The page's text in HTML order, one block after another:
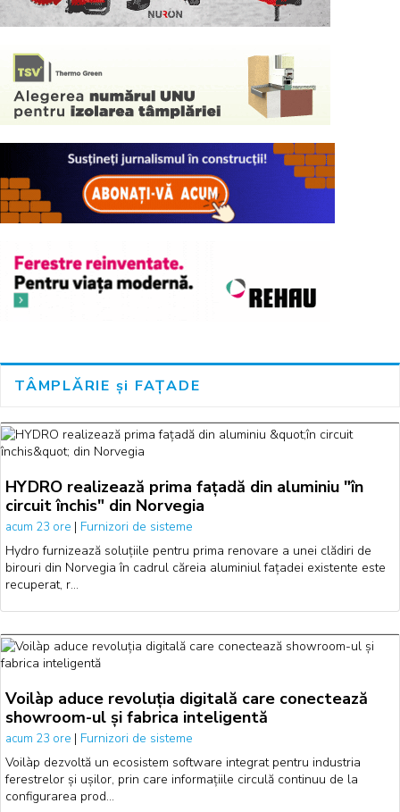
TÂMPLĂRIE și FAȚADE
HYDRO realizează prima fațadă din aluminiu "în
circuit închis" din Norvegia
acum 23 ore | Furnizori de sisteme
Hydro furnizează soluțiile pentru prima renovare a unei clădiri de
birouri din Norvegia în cadrul căreia aluminiul fațadei existente este
recuperat, r…
Voilàp aduce revoluția digitală care conectează
showroom-ul și fabrica inteligentă
acum 23 ore | Furnizori de sisteme
Voilàp dezvoltă un ecosistem software integrat pentru industria
ferestrelor și ușilor, prin care informațiile circulă continuu de la
configurarea prod…